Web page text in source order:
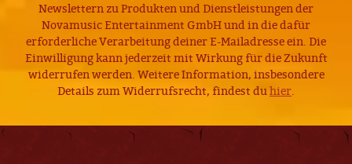
Newslettern zu Produkten und Dienstleistungen der
Novamusic Entertainment GmbH und in die dafür
erforderliche Verarbeitung deiner E-Mailadresse ein. Die
Einwilligung kann jederzeit mit Wirkung für die Zukunft
widerrufen werden. Weitere Information, insbesondere
Details zum Widerrufsrecht, findest duhier.